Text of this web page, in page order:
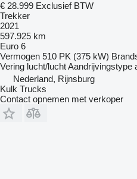
€ 28.999 Exclusief BTW
Trekker
2021
597.925 km
Euro 6
Vermogen 510 PK (375 kW)
Vering lucht/luchtAandrijvingstype
Nederland, Rijnsburg
Kulk Trucks
Contact opnemen met verkoper